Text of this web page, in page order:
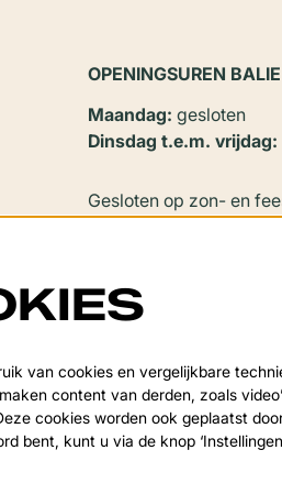
OPENINGSUREN BALIE
Maandag: gesloten
Dinsdag t.e.m. vrijdag:
Gesloten op zon- en
namiddagopeningen.
Van 20 juli tot en met
kerstvakantie.
van cookies en vergelijkbare
content van derden, zoals
cookies worden ook geplaatst
bent, kunt u via de knop